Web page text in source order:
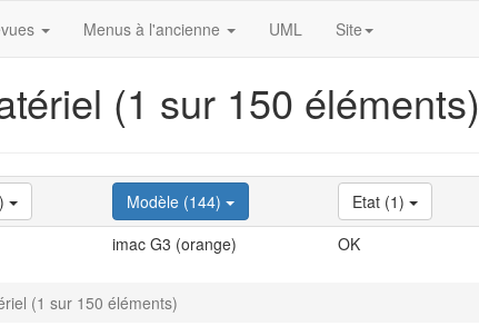
Menus à l'ancienne UML Site
(1 sur 150 éléments)
Modèle (144) Etat (1)
imac G3 (orange) OK
(1 sur 150 éléments)